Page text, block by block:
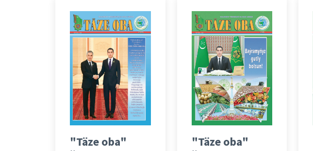
"Täze oba"
"Täze oba"